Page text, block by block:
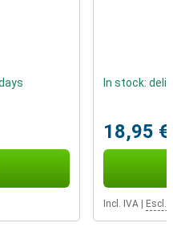
GB di nero è completamente
anticipo.Nessun brutto
GB nero ha lo scanner sotto lo
In stock:
18,95 €
Incl. IVA Escl.